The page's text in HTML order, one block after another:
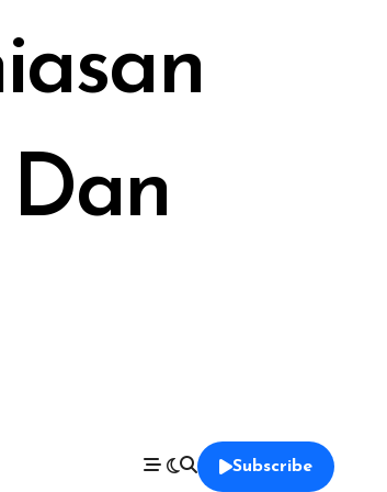
Subscribe